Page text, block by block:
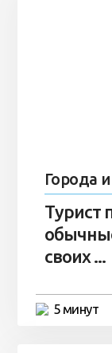
Города
Турист
своих ...
5 минут